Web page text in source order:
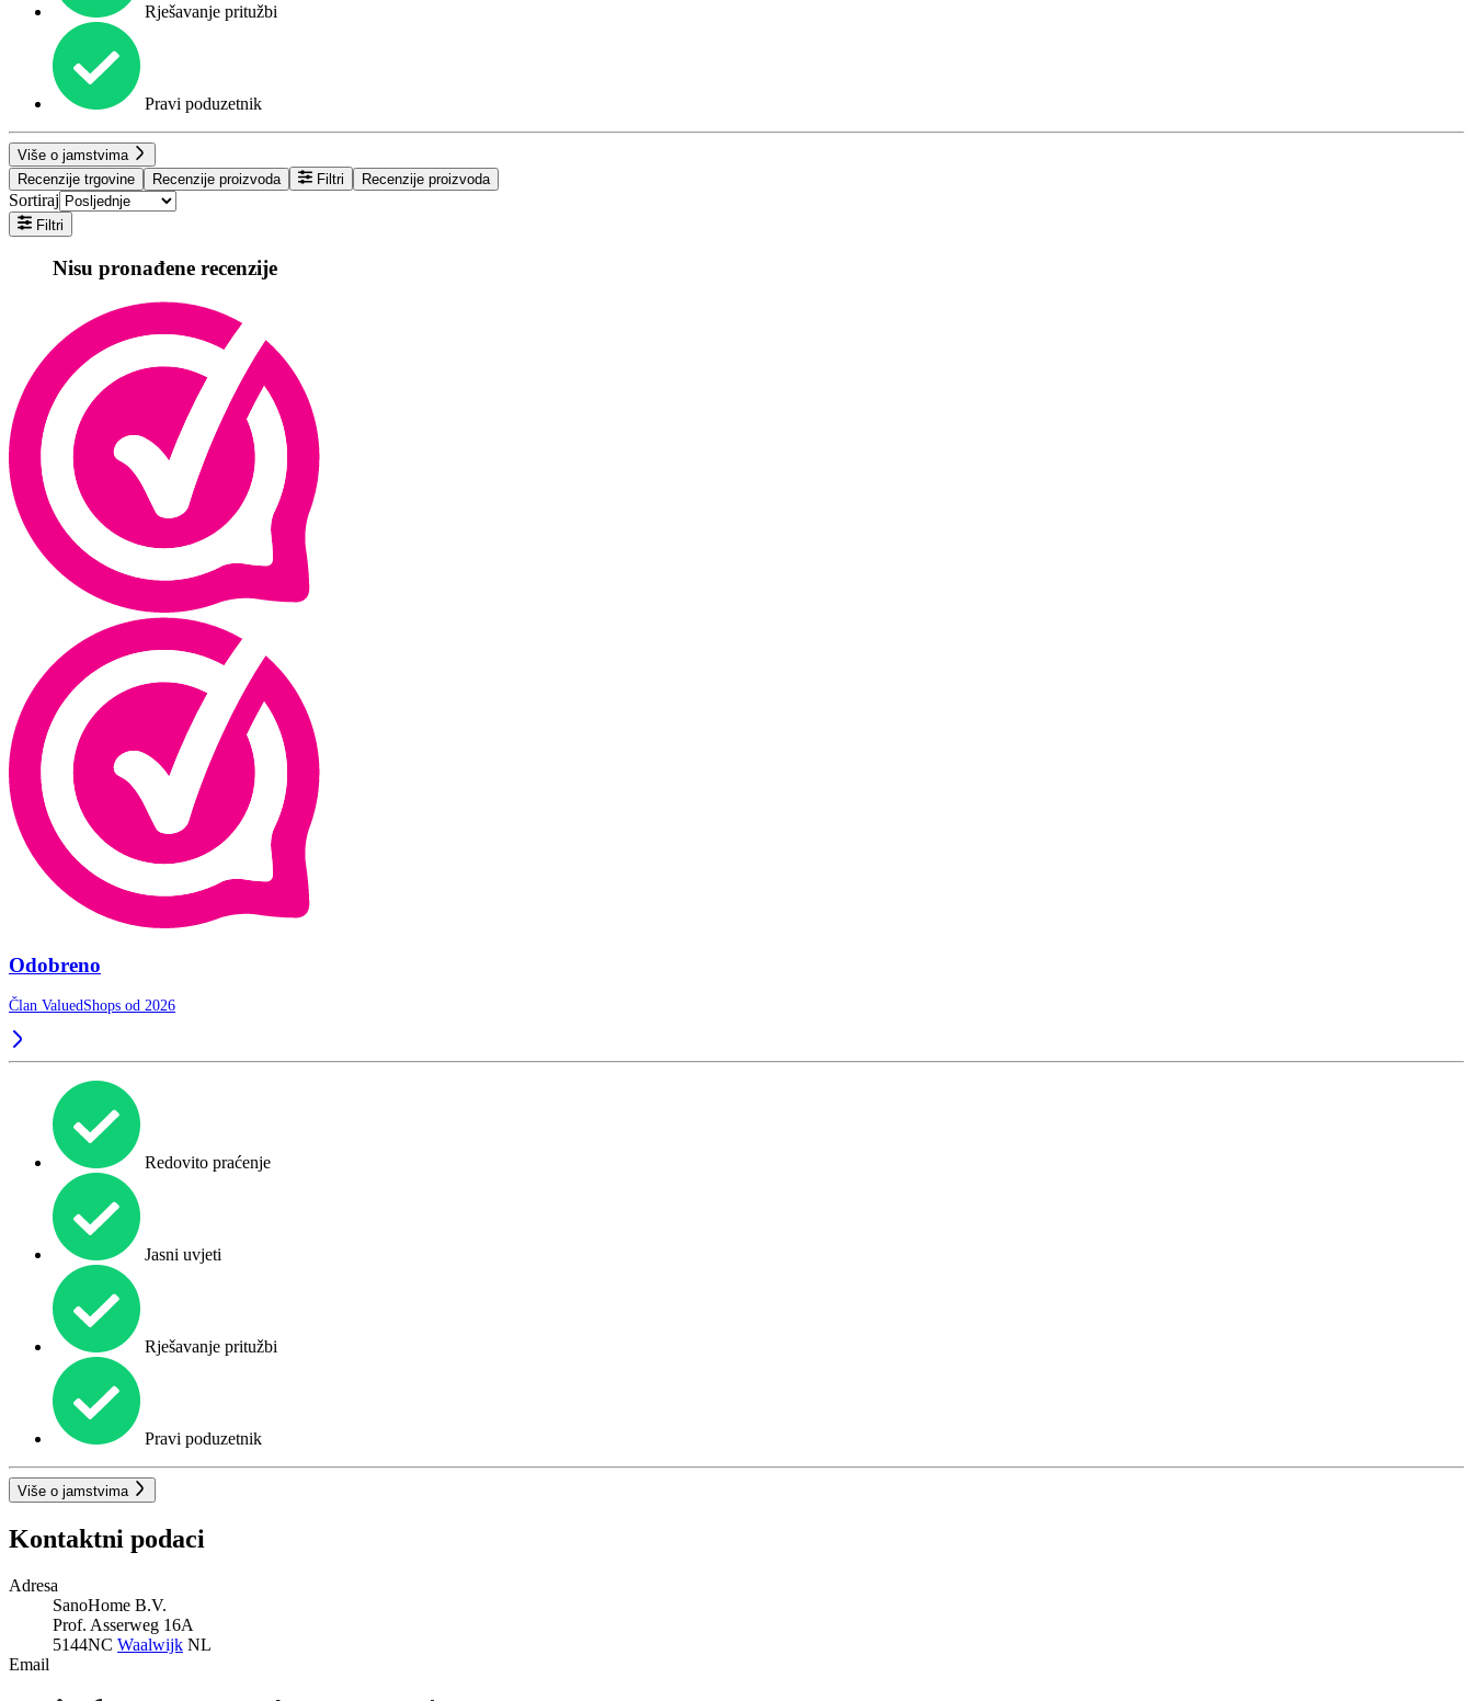
Rješavanje pritužbi
Pravi poduzetnik
Više o jamstvima
Recenzije trgovine
Recenzije proizvoda Filtri Recenzije proizvoda
Sortiraj
Filtri
Nisu pronađene recenzije
Odobreno
Član ValuedShops od 2026
Redovito praćenje
Jasni uvjeti
Rješavanje pritužbi
Pravi poduzetnik
Više o jamstvima
Kontaktni podaci
Adresa
SanoHome B.V.
Prof. Asserweg 16A
5144NC Waalwijk NL
Email